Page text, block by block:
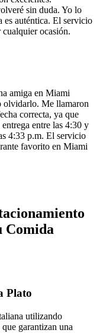
sin duda. Yo lo
es auténtica. El servicio
ocasión.
amiga en Miami
olvidarlo. Me llamaron
correcta, ya que
entre las 4:30 y
4:33 p.m. El servicio
favorito en Miami
Comida
Plato
utilizando
garantizan una